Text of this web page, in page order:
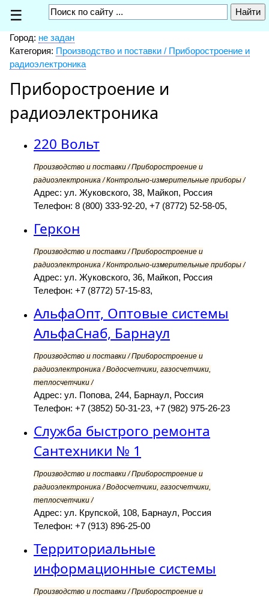
☰
Город: не задан
Категория: Производство и поставки / Приборостроение и
радиоэлектроника
Приборостроение и
радиоэлектроника
220 Вольт
Производство и поставки / Приборостроение и
радиоэлектроника / Контрольно-измерительные приборы /
Адрес: ул. Жуковского, 38, Майкоп, Россия
Телефон: 8 (800) 333-92-20, +7 (8772) 52-58-05,
Геркон
Производство и поставки / Приборостроение и
радиоэлектроника / Контрольно-измерительные приборы /
Адрес: ул. Жуковского, 36, Майкоп, Россия
Телефон: +7 (8772) 57-15-83,
АльфаОпт, Оптовые системы
АльфаСнаб, Барнаул
Производство и поставки / Приборостроение и
радиоэлектроника / Водосчетчики, газосчетчики,
теплосчетчики /
Адрес: ул. Попова, 244, Барнаул, Россия
Телефон: +7 (3852) 50-31-23, +7 (982) 975-26-23
Служба быстрого ремонта
Сантехники № 1
Производство и поставки / Приборостроение и
радиоэлектроника / Водосчетчики, газосчетчики,
теплосчетчики /
Адрес: ул. Крупской, 108, Барнаул, Россия
Телефон: +7 (913) 896-25-00
Территориальные
информационные системы
Производство и поставки / Приборостроение и